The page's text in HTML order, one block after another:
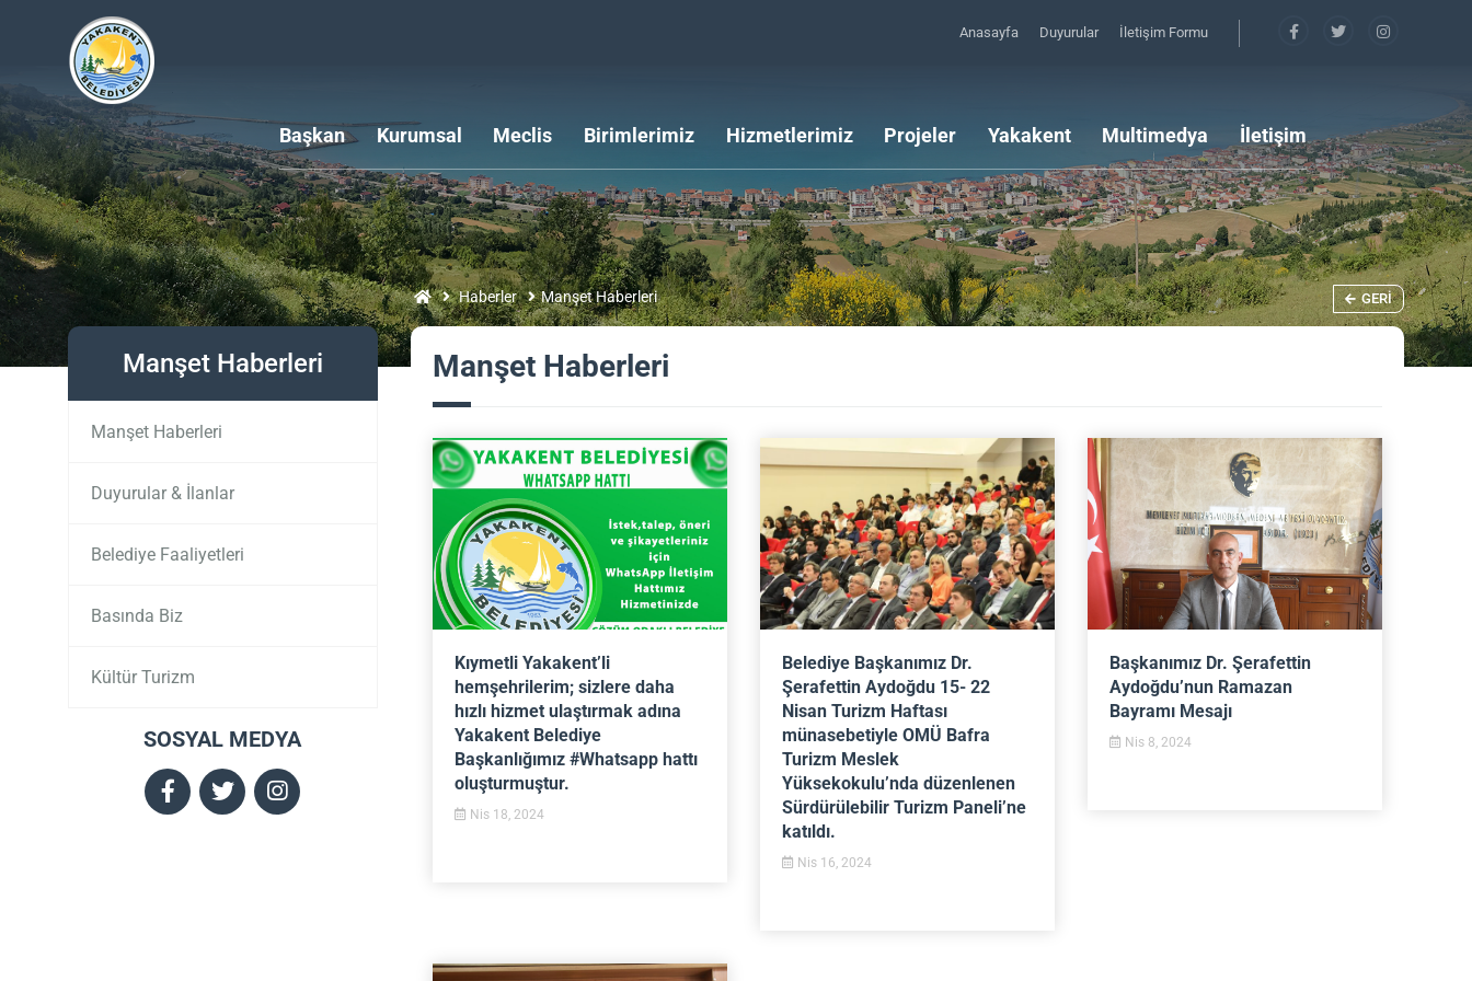
Anasayfa Duyurular İletişim Formu
Başkan Kurumsal Meclis Birimlerimiz Hizmetlerimiz Projeler Yakakent Multimedya İletişim
Haberler Manşet Haberleri GERI
Manşet Haberleri
Manşet Haberleri
Duyurular & İlanlar
Belediye Faaliyetleri
Basında Biz
Kültür Turizm
SOSYAL MEDYA
Manşet Haberleri
Kıymetli Yakakent’li
hemşehrilerim; sizlere daha
hızlı hizmet ulaştırmak adına
Yakakent Belediye
Başkanlığımız #Whatsapp hattı
oluşturmuştur.
Nis 18, 2024
Belediye Başkanımız Dr.
Şerafettin Aydoğdu 15- 22
Nisan Turizm Haftası
münasebetiyle OMÜ Bafra
Turizm Meslek
Yüksekokulu’nda düzenlenen
Sürdürülebilir Turizm Paneli’ne
katıldı.
Nis 16, 2024
Başkanımız Dr. Şerafettin
Aydoğdu’nun Ramazan
Bayramı Mesajı
Nis 8, 2024